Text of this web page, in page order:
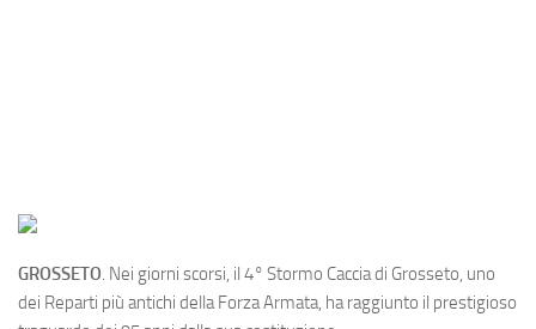
Industria
GROSSETO. Nei giorni scorsi, il 4° Stormo Caccia di Grosseto, uno
dei Reparti più antichi della Forza Armata, ha raggiunto il prestigioso